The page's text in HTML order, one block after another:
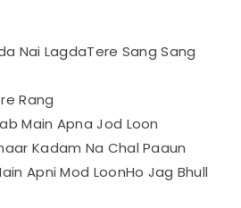
Nai LagdaTere Sang Sang
Rang
Main Apna Jod Loon
Kadam Na Chal Paaun
Apni Mod LoonHo Jag Bhull